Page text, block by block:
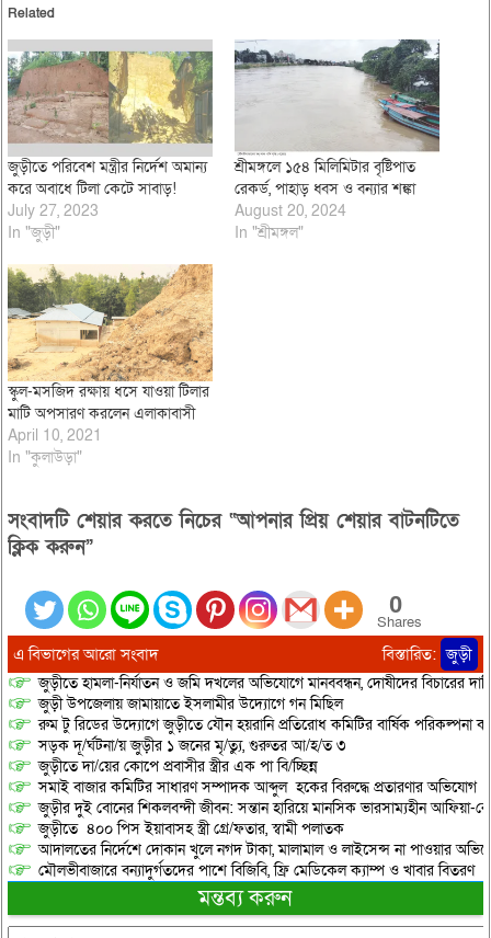
Related
জুড়ীতে পরিবেশ মন্ত্রীর নির্দেশ অমান্য
করে অবাধে টিলা কেটে সাবাড়!
July 27, 2023
In "জুড়ী"
শ্রীমঙ্গলে ১৫৪ মিলিমিটার বৃষ্টিপাত
রেকর্ড, পাহাড় ধ্বস ও বন্যার শঙ্কা
August 20, 2024
In "শ্রীমঙ্গল"
স্কুল-মসজিদ রক্ষায় ধসে যাওয়া টিলার
মাটি অপসারণ করলেন এলাকাবাসী
April 10, 2021
In "কুলাউড়া"
সংবাদটি শেয়ার করতে নিচের “আপনার প্রিয় শেয়ার বাটনটিতে
ক্লিক করুন”
0
Shares
এ বিভাগের আরো সংবাদ বিস্তারিত: জুড়ী
জুড়ীতে হামলা-নির্যাতন ও জমি দখলের অভিযোগে মানববন্ধন, দোষীদের বিচারের দাবি
জুড়ী উপজেলায় জামায়াতে ইসলামীর উদ্যোগে গন মিছিল
রুম টু রিডের উদ্যোগে জুড়ীতে যৌন হয়রানি প্রতিরোধ কমিটির বার্ষিক পরিকল্পনা
সড়ক দূ/র্ঘটনা/য় জুড়ীর ১ জনের মৃ/ত্যু, গুরুতর আ/হ/ত ৩
জুড়ীতে দা/য়ের কোপে প্রবাসীর স্ত্রীর এক পা বি/চ্ছিন্ন
সমাই বাজার কমিটির সাধারণ সম্পাদক আব্দুল হকের বিরুদ্ধে প্রতারণার অভিযোগ
জুড়ীর দুই বোনের শিকলবন্দী জীবন: সন্তান হারিয়ে মানসিক ভারসাম্যহীন আফিয়া-
জুড়ীতে ৪০০ পিস ইয়াবাসহ স্ত্রী গ্রে/ফতার, স্বামী পলাতক
আদালতের নির্দেশে দোকান খুলে নগদ টাকা, মালামাল ও লাইসেন্স না পাওয়ার
মৌলভীবাজারে বন্যাদুর্গতদের পাশে বিজিবি, ফ্রি মেডিকেল ক্যাম্প ও খাবার বিতরণ
মন্তব্য করুন